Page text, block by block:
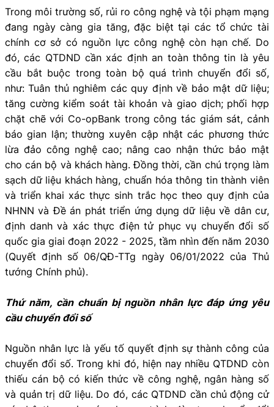
Trong môi trường số, rủi ro công nghệ và tội phạm mạng
đang ngày càng gia tăng, đặc biệt tại các tổ chức tài
chính cơ sở có nguồn lực công nghệ còn hạn chế. Do
đó, các QTDND cần xác định an toàn thông tin là yêu
cầu bắt buộc trong toàn bộ quá trình chuyển đổi số,
như: Tuân thủ nghiêm các quy định về bảo mật dữ liệu;
tăng cường kiểm soát tài khoản và giao dịch; phối hợp
chặt chẽ với Co-opBank trong công tác giám sát, cảnh
báo gian lận; thường xuyên cập nhật các phương thức
lừa đảo công nghệ cao; nâng cao nhận thức bảo mật
cho cán bộ và khách hàng. Đồng thời, cần chú trọng làm
sạch dữ liệu khách hàng, chuẩn hóa thông tin thành viên
và triển khai xác thực sinh trắc học theo quy định của
NHNN và Đề án phát triển ứng dụng dữ liệu về dân cư,
định danh và xác thực điện tử phục vụ chuyển đổi số
quốc gia giai đoạn 2022 - 2025, tầm nhìn đến năm 2030
(Quyết định số 06/QĐ-TTg ngày 06/01/2022 của Thủ
tướng Chính phủ).
Thứ năm, cần chuẩn bị nguồn nhân lực đáp ứng yêu
cầu chuyển đổi số
Nguồn nhân lực là yếu tố quyết định sự thành công của
chuyển đổi số. Trong khi đó, hiện nay nhiều QTDND còn
thiếu cán bộ có kiến thức về công nghệ, ngân hàng số
và quản trị dữ liệu. Do đó, các QTDND cần chủ động cử